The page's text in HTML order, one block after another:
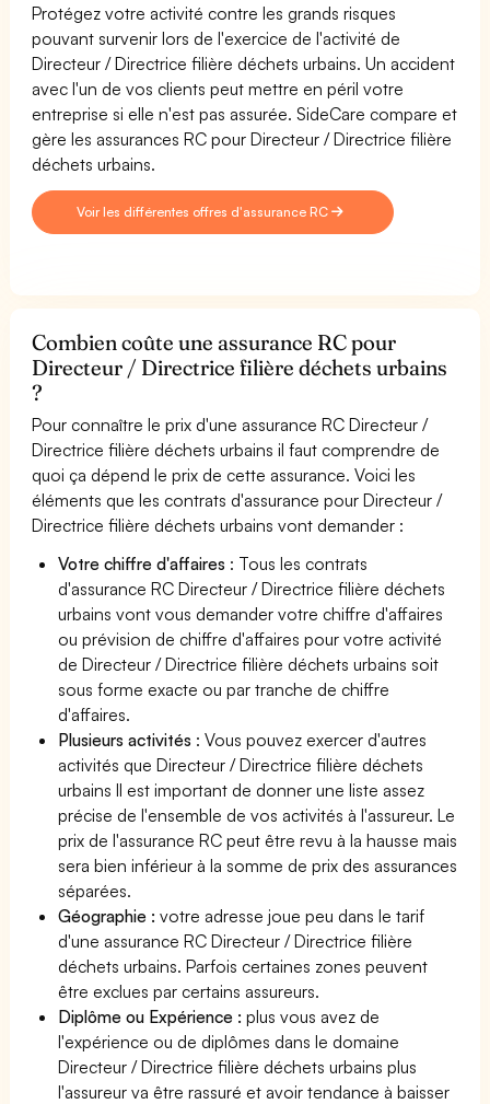
Protégez votre activité contre les grands risques
pouvant survenir lors de l'exercice de l'activité de
Directeur / Directrice filière déchets urbains. Un accident
avec l'un de vos clients peut mettre en péril votre
entreprise si elle n'est pas assurée. SideCare compare et
gère les assurances RC pour Directeur / Directrice filière
déchets urbains.
Voir les différentes offres d'assurance RC
Combien coûte une assurance RC pour
Directeur / Directrice filière déchets urbains
?
Pour connaître le prix d'une assurance RC Directeur /
Directrice filière déchets urbains il faut comprendre de
quoi ça dépend le prix de cette assurance. Voici les
éléments que les contrats d'assurance pour Directeur /
Directrice filière déchets urbains vont demander :
Votre chiffre d'affaires : Tous les contrats
d'assurance RC Directeur / Directrice filière déchets
urbains vont vous demander votre chiffre d'affaires
ou prévision de chiffre d'affaires pour votre activité
de Directeur / Directrice filière déchets urbains soit
sous forme exacte ou par tranche de chiffre
d'affaires.
Plusieurs activités : Vous pouvez exercer d'autres
activités que Directeur / Directrice filière déchets
urbains Il est important de donner une liste assez
précise de l'ensemble de vos activités à l'assureur. Le
prix de l'assurance RC peut être revu à la hausse mais
sera bien inférieur à la somme de prix des assurances
séparées.
Géographie :votre adresse joue peu dans le tarif
d'une assurance RC Directeur / Directrice filière
déchets urbains. Parfois certaines zones peuvent
être exclues par certains assureurs.
Diplôme ou Expérience :plus vous avez de
l'expérience ou de diplômes dans le domaine
Directeur / Directrice filière déchets urbains plus
l'assureur va être rassuré et avoir tendance à baisser